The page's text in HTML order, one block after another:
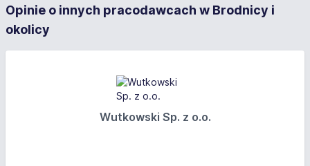
Opinie o innych pracodawcach w Brodnicy i
okolicy
Wutkowski Sp. z o.o.